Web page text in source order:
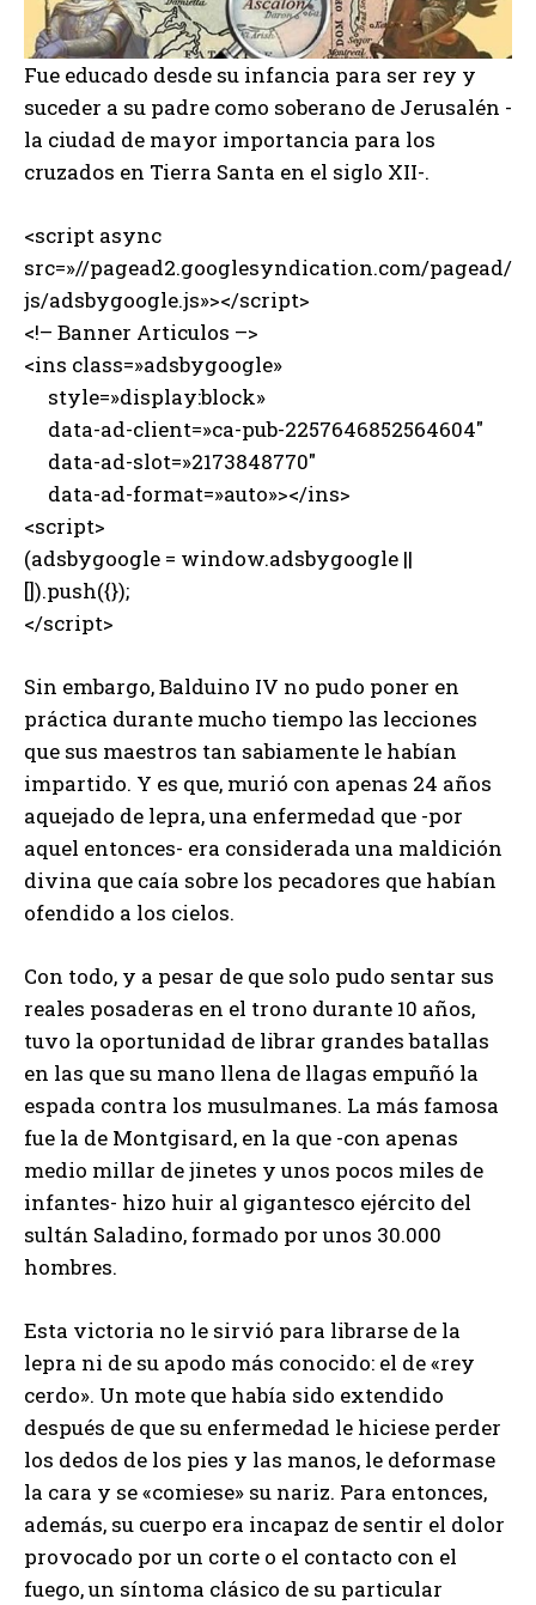
Fue educado desde su infancia para ser rey y
suceder a su padre como soberano de Jerusalén -
la ciudad de mayor importancia para los
cruzados en Tierra Santa en el siglo XII-.
<script async
src=»//pagead2.googlesyndication.com/pagead/
js/adsbygoogle.js»></script>
<!– Banner Articulos –>
<ins class=»adsbygoogle»
style=»display:block»
data-ad-client=»ca-pub-2257646852564604″
data-ad-slot=»2173848770″
data-ad-format=»auto»></ins>
<script>
(adsbygoogle = window.adsbygoogle ||
[]).push({});
</script>
Sin embargo, Balduino IV no pudo poner en
práctica durante mucho tiempo las lecciones
que sus maestros tan sabiamente le habían
impartido. Y es que, murió con apenas 24 años
aquejado de lepra, una enfermedad que -por
aquel entonces- era considerada una maldición
divina que caía sobre los pecadores que habían
ofendido a los cielos.
Con todo, y a pesar de que solo pudo sentar sus
reales posaderas en el trono durante 10 años,
tuvo la oportunidad de librar grandes batallas
en las que su mano llena de llagas empuñó la
espada contra los musulmanes. La más famosa
fue la de Montgisard, en la que -con apenas
medio millar de jinetes y unos pocos miles de
infantes- hizo huir al gigantesco ejército del
sultán Saladino, formado por unos 30.000
hombres.
Esta victoria no le sirvió para librarse de la
lepra ni de su apodo más conocido: el de «rey
cerdo». Un mote que había sido extendido
después de que su enfermedad le hiciese perder
los dedos de los pies y las manos, le deformase
la cara y se «comiese» su nariz. Para entonces,
además, su cuerpo era incapaz de sentir el dolor
provocado por un corte o el contacto con el
fuego, un síntoma clásico de su particular